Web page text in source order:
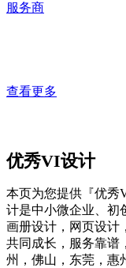
服务商
查看更多
优秀VI设计
本页为您提供『优秀
计是中小微企业、初
画册设计，网页设计
共同成长，服务靠谱
州，佛山，东莞，惠